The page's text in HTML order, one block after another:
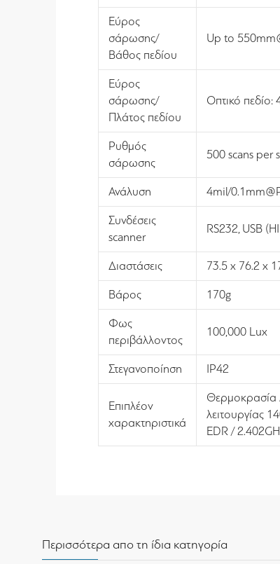
Εύρος
σάρωσης/
Βάθος πεδίου
Up to
Εύρος
σάρωσης/
Πλάτος πεδίου
Οπτικό πεδίο:
Ρυθμός
σάρωσης
500 scans per
Ανάλυση 4mil/
Συνδέσεις
scanner
RS232, USB
Διαστάσεις 73.5 x 76.2 x
Βάρος 170g
Φως
περιβάλλοντος
100,000 Lux
Στεγανοποίηση IP42
Επιπλέον
χαρακτηριστικά
Θερμοκρασία
λειτουργίας
EDR /
Περισσότερα απο τη ίδια κατηγορία